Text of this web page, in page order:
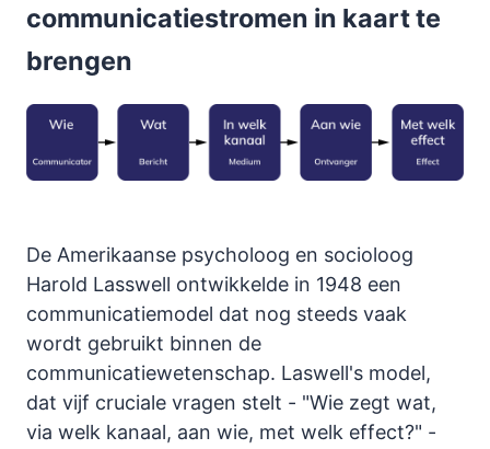
communicatiestromen in kaart te
brengen
De Amerikaanse psycholoog en socioloog
Harold Lasswell ontwikkelde in 1948 een
communicatiemodel dat nog steeds vaak
wordt gebruikt binnen de
communicatiewetenschap. Laswell's model,
dat vijf cruciale vragen stelt - "Wie zegt wat,
via welk kanaal, aan wie, met welk effect?" -